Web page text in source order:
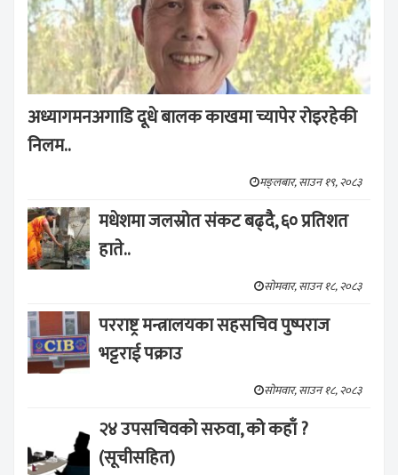
अध्यागमनअगाडि दूधे बालक काखमा च्यापेर रोइरहेकी
निलम..
मङ्लबार, साउन १९, २०८३
मधेशमा जलस्रोत संकट बढ्दै, ६० प्रतिशत
हाते..
सोमवार, साउन १८, २०८३
परराष्ट्र मन्त्रालयका सहसचिव पुष्पराज
भट्टराई पक्राउ
सोमवार, साउन १८, २०८३
२४ उपसचिवको सरुवा, को कहाँ ?
(सूचीसहित)